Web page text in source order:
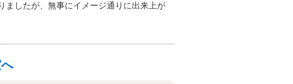
ましたが、無事にイメージ通りに出来上が